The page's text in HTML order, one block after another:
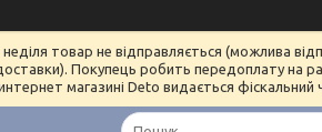
товар не відправляється (можлива
Покупець робить передоплату на
магазині Deto видається фіскальний